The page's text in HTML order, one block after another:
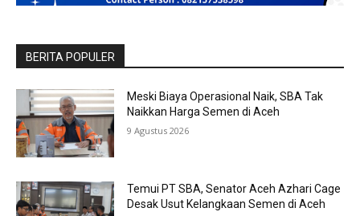
BERITA POPULER
Meski Biaya Operasional Naik, SBA Tak
Naikkan Harga Semen di Aceh
9 Agustus 2026
Temui PT SBA, Senator Aceh Azhari Cage
Desak Usut Kelangkaan Semen di Aceh